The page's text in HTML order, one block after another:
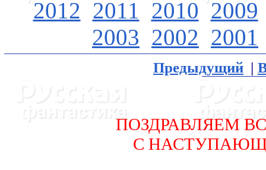
2012 2011 2010 2009
2003 2002 2001
Предыдущий |
ПОЗДРАВЛЯЕМ
С